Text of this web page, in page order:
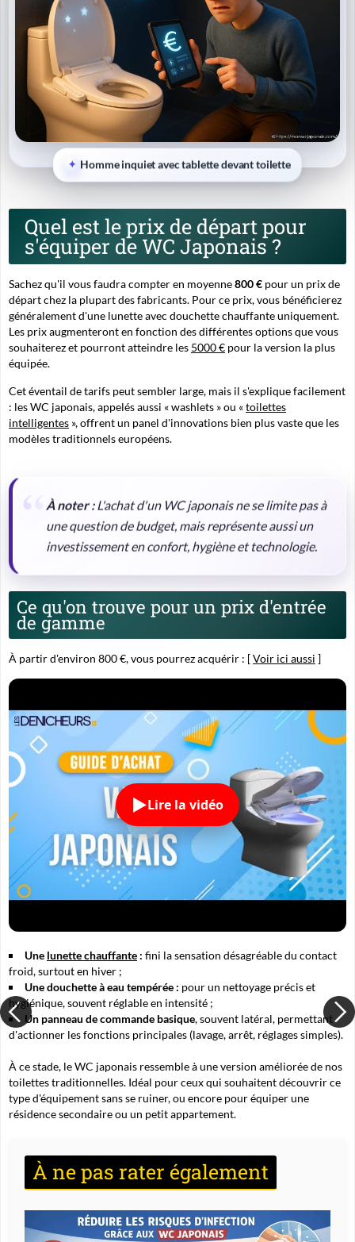
Homme inquiet avec tablette devant toilette
Quel est le prix de départ pour
s'équiper de WC Japonais ?
Sachez qu'il vous faudra compter en moyenne800 € pour un prix de
départ chez la plupart des fabricants. Pour ce prix, vous bénéficierez
généralement d'une lunette avec douchette chauffante uniquement.
Les prix augmenteront en fonction des différentes options que vous
souhaiterez et pourront atteindre les 5000 € pour la version la plus
équipée.
Cet éventail de tarifs peut sembler large, mais il s'explique facilement
: les WC japonais, appelés aussi « washlets » ou «toilettes
intelligentes », offrent un panel d'innovations bien plus vaste que les
modèles traditionnels européens.
À noter :L'achat d'un WC japonais ne se limite pas à
une question de budget, mais représente aussi un
investissement en confort, hygiène et technologie.
Ce qu'on trouve pour un prix d'entrée
de gamme
À partir d'environ 800 €, vous pourrez acquérir : [Voir ici aussi ]
Lire la vidéo
Une lunette chauffante : fini la sensation désagréable du contact
froid, surtout en hiver ;
Une douchette à eau tempérée : pour un nettoyage précis et
hygiénique, souvent réglable en intensité ;
Un panneau de commande basique, souvent latéral, permettant
d'actionner les fonctions principales (lavage, arrêt, réglages simples).
À ce stade, le WC japonais ressemble à une version améliorée de nos
toilettes traditionnelles. Idéal pour ceux qui souhaitent découvrir ce
type d'équipement sans se ruiner, ou encore pour équiper une
résidence secondaire ou un petit appartement.
À ne pas rater également